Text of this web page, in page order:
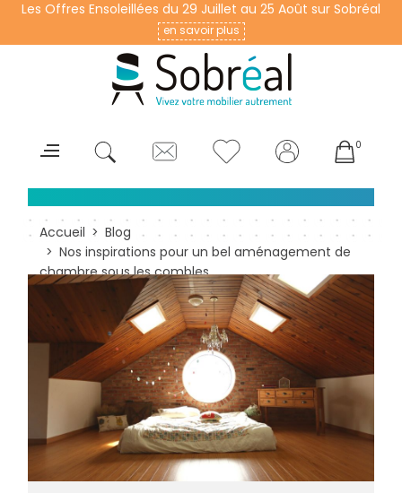
Les Offres Ensoleillées du 29 Juillet au 25 Août sur Sobréal
en savoir plus
0
Accueil
Blog
Nos inspirations pour un bel aménagement de
chambre sous les combles